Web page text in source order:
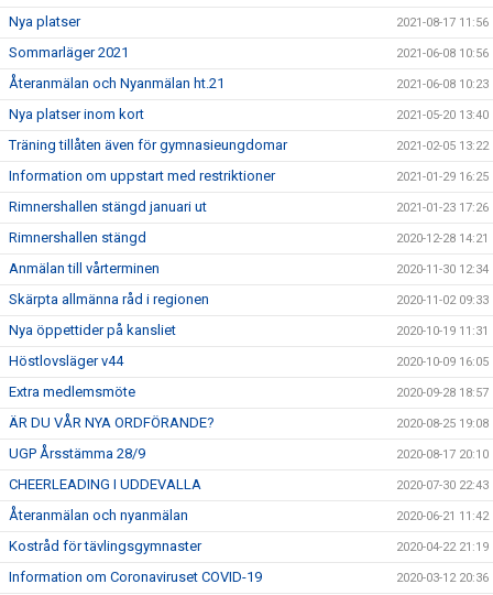
Nya platser 2021-08-17 11:56
Sommarläger 2021 2021-06-08 10:56
Återanmälan och Nyanmälan ht.21 2021-06-08 10:23
Nya platser inom kort 2021-05-20 13:40
Träning tillåten även för gymnasieungdomar 2021-02-05 13:22
Information om uppstart med restriktioner 2021-01-29 16:25
Rimnershallen stängd januari ut 2021-01-23 17:26
Rimnershallen stängd 2020-12-28 14:21
Anmälan till vårterminen 2020-11-30 12:34
Skärpta allmänna råd i regionen 2020-11-02 09:33
Nya öppettider på kansliet 2020-10-19 11:31
Höstlovsläger v44 2020-10-09 16:05
Extra medlemsmöte 2020-09-28 18:57
ÄR DU VÅR NYA ORDFÖRANDE? 2020-08-25 19:08
UGP Årsstämma 28/9 2020-08-17 20:10
CHEERLEADING I UDDEVALLA 2020-07-30 22:43
Återanmälan och nyanmälan 2020-06-21 11:42
Kostråd för tävlingsgymnaster 2020-04-22 21:19
Information om Coronaviruset COVID-19 2020-03-12 20:36